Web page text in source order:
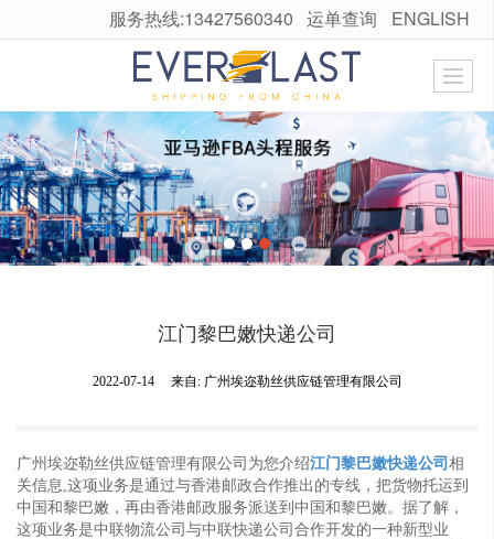
很遗憾，因您的浏览器版本过低导致无法获得最佳浏览体验，推荐下载安装谷歌浏览器！
服务热线:13427560340 运单查询 ENGLISH
江门黎巴嫩快递公司
2022-07-14 来自: 广州埃迩勒丝供应链管理有限公司
广州埃迩勒丝供应链管理有限公司为您介绍江门黎巴嫩快递公司 相
关信息,这项业务是通过与香港邮政合作推出的专线，把货物托运到
中国和黎巴嫩，再由香港邮政服务派送到中国和黎巴嫩。据了解，
这项业务是中联物流公司与中联快递公司合作开发的一种新型业